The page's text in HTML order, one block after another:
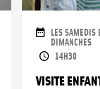
VISITE
DATES
LES SAMEDIS
DIMANCHES
HORAIRES
14H30